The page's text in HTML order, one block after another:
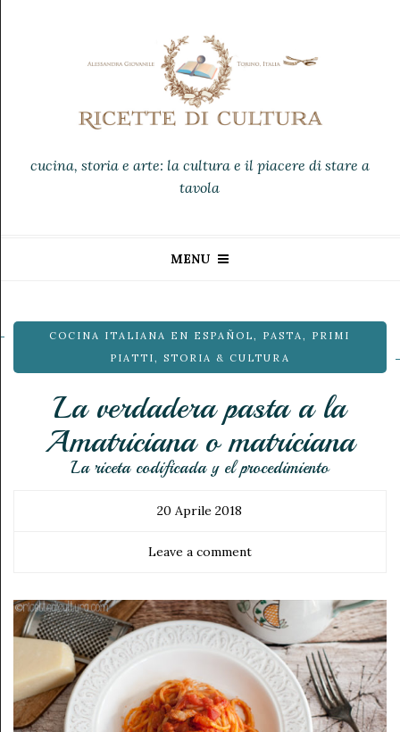
cucina, storia e arte: la cultura e il piacere di stare a
tavola
MENU
COCINA ITALIANA EN ESPAÑOL , PASTA , PRIMI
PIATTI , STORIA & CULTURA
La verdadera pasta a la
Amatriciana o matriciana
La riceta codificada y el procedimiento
20 Aprile 2018
Leave a comment